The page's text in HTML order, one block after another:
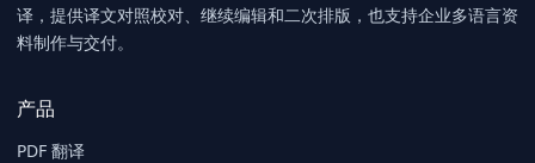
译，提供译文对照校对、继续编辑和二次排版，也支持企业多语言资
料制作与交付。
产品
PDF 翻译